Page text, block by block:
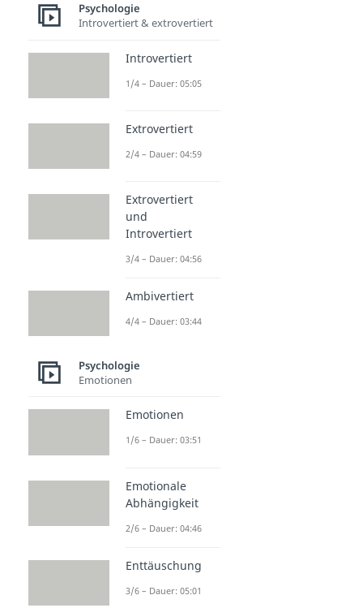
Psychologie
Introvertiert & extrovertiert
Introvertiert
1/4 – Dauer: 05:05
Extrovertiert
2/4 – Dauer: 04:59
Extrovertiert
und
Introvertiert
3/4 – Dauer: 04:56
Ambivertiert
4/4 – Dauer: 03:44
Psychologie
Emotionen
Emotionen
1/6 – Dauer: 03:51
Emotionale
Abhängigkeit
2/6 – Dauer: 04:46
Enttäuschung
3/6 – Dauer: 05:01